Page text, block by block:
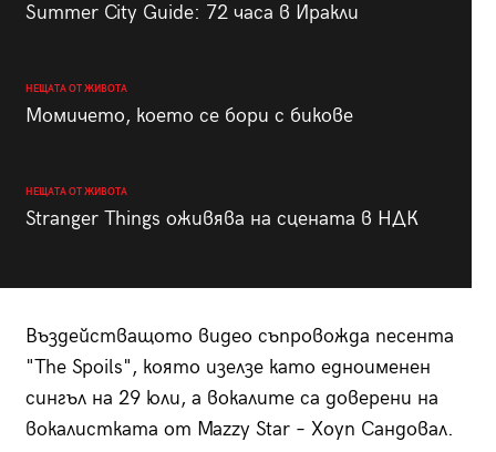
Summer City Guide: 72 часа в Иракли
НЕЩАТА ОТ ЖИВОТА
Момичето, което се бори с бикове
НЕЩАТА ОТ ЖИВОТА
Stranger Things оживява на сцената в НДК
Въздействащото видео съпровожда песента
"The Spoils", която изелзе като едноименен
сингъл на 29 юли, а вокалите са доверени на
вокалистката от Mazzy Star – Хоуп Сандовал.